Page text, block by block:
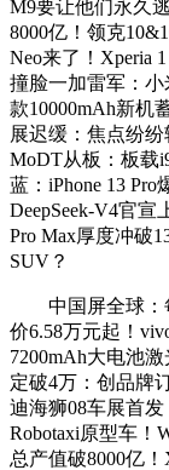
M9要让他们永久
8000亿！领克
Neo来了！Xperia
撞脸一加雷军：
款10000mAh新机
展迟缓：焦点纷
MoDT从板：板载
蓝：iPhone 13
DeepSeek-V4官宣
Pro Max厚度冲破
SUV？
中国屏全球：每
价6.58万元起！
7200mAh大电池
定破4万：创品牌
迪海狮08车展首
Robotaxi原型车！
总产值破8000亿